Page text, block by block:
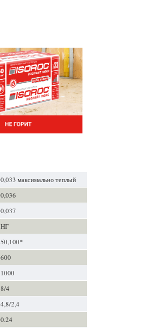
0,033 максимально теплый
0,036
0,037
НГ
50,100*
600
1000
8/4
4,8/2,4
0.24